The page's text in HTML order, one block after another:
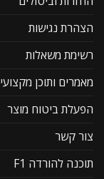
הצהרת נגישות
רשימת משאלות
מאמרים ותוכן מקצועי
הפעלת ביטוח מוצר
צור קשר
תוכנה להורדה F1